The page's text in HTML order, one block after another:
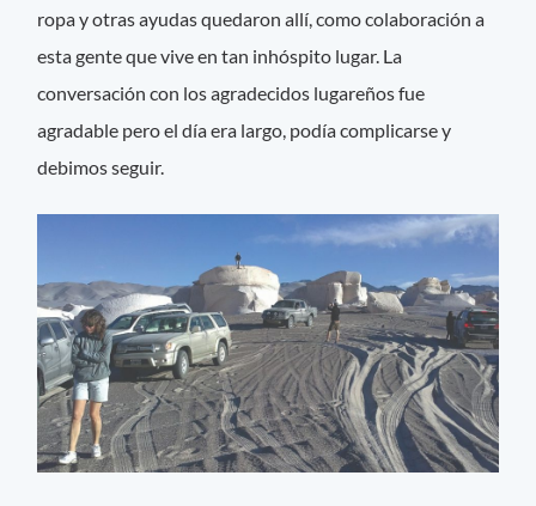
ropa y otras ayudas quedaron allí, como colaboración a
esta gente que vive en tan inhóspito lugar. La
conversación con los agradecidos lugareños fue
agradable pero el día era largo, podía complicarse y
debimos seguir.